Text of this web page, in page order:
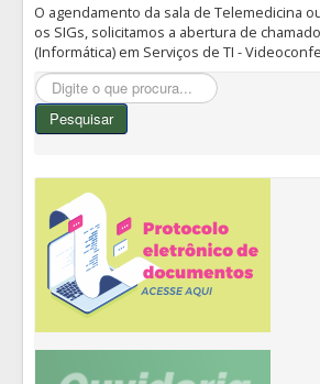
O agendamento da sala de Telemedicina
os SIGs, solicitamos a abertura de
(Informática) em Serviços de TI -
Pesquisar...
Pesquisar